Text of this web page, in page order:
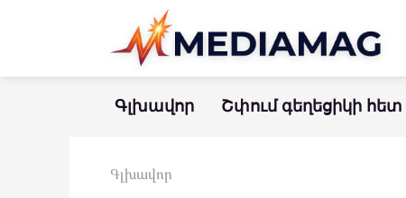
Գլխավոր Շփում գեղեցիկի հետ
Գլխավոր